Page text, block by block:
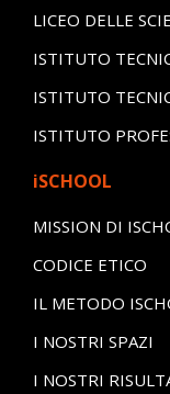
LICEO DELLE
ISTITUTO
ISTITUTO
ISTITUTO
iSCHOOL
MISSION DI
CODICE ETICO
IL METODO
I NOSTRI SPAZI
I NOSTRI